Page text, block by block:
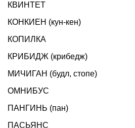
КВИНТЕТ
КОНКИЕН (кун-кен)
КОПИЛКА
КРИБИДЖ (крибедж)
МИЧИГАН (будл, стопе)
ОМНИБУС
ПАНГИНЬ (пан)
ПАСЬЯНС